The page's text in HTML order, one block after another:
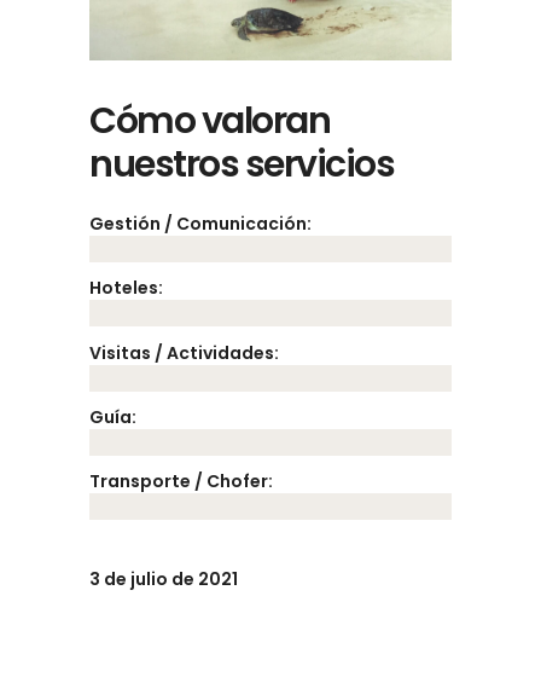
Cómo valoran
nuestros servicios
Gestión / Comunicación:
Hoteles:
Visitas / Actividades:
Guía:
Transporte / Chofer:
3 de julio de 2021